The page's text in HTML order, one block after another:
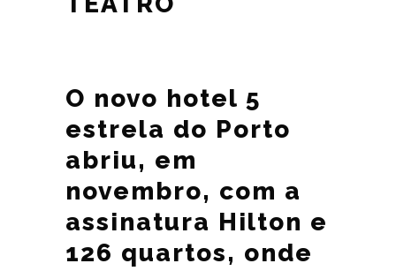
O novo hotel 5
estrela do Porto
abriu, em
novembro, com a
assinatura Hilton e
126 quartos, onde